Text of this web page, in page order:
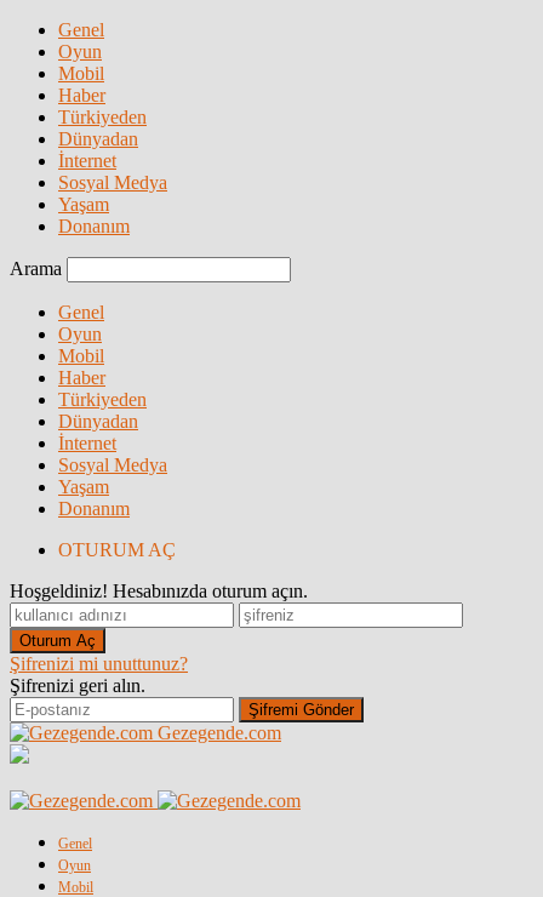
Genel
Oyun
Mobil
Haber
Türkiyeden
Dünyadan
İnternet
Sosyal Medya
Yaşam
Donanım
Arama
Genel
Oyun
Mobil
Haber
Türkiyeden
Dünyadan
İnternet
Sosyal Medya
Yaşam
Donanım
OTURUM AÇ
Hoşgeldiniz! Hesabınızda oturum açın.
Şifrenizi mi unuttunuz?
Şifrenizi geri alın.
Gezegende.com
Genel
Oyun
Mobil